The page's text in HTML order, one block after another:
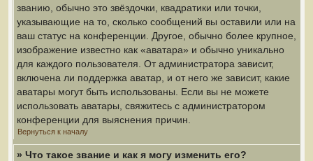
званию, обычно это звёздочки, квадратики или точки,
указывающие на то, сколько сообщений вы оставили или на
ваш статус на конференции. Другое, обычно более крупное,
изображение известно как «аватара» и обычно уникально
для каждого пользователя. От администратора зависит,
включена ли поддержка аватар, и от него же зависит, какие
аватары могут быть использованы. Если вы не можете
использовать аватары, свяжитесь с администратором
конференции для выяснения причин.
Вернуться к началу
» Что такое звание и как я могу изменить его?